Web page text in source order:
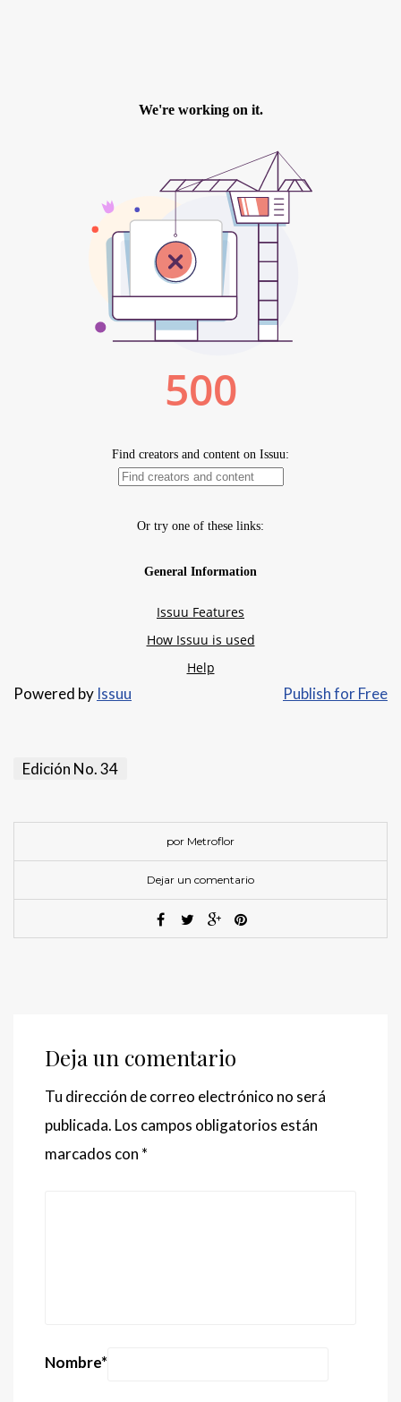
Powered by Issuu Publish for Free
Edición No. 34
por Metroflor
Dejar un comentario
Deja un comentario
Tu dirección de correo electrónico no será
publicada. Los campos obligatorios están
marcados con *
Nombre*